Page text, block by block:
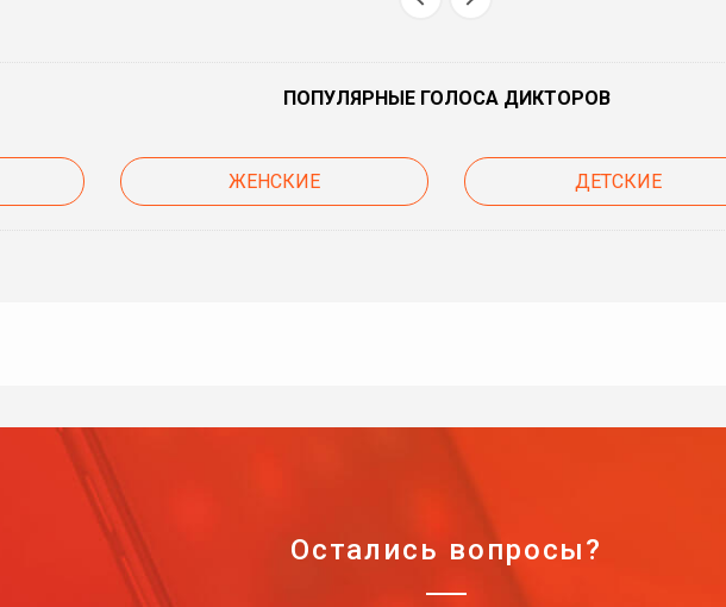
ПОПУЛЯРНЫЕ ГОЛОСА ДИКТОРОВ
ЖЕНСКИЕ ДЕТСКИЕ
Остались вопросы?